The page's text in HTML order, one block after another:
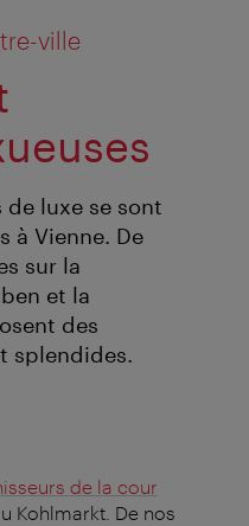
ville
de luxe se sont
à Vienne. De
sur la
et la
des
splendides.
de la cour
Kohlmarkt. De nos